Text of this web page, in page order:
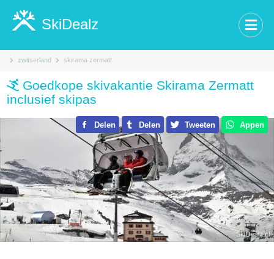
zwitserland skirama zermatt
SkiDealz
Goedkope skivakantie Skirama Zermatt
inclusief skipas
Delen Delen Tweeten Appen